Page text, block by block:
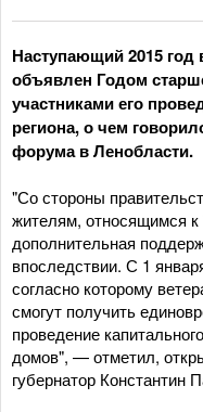
Наступающий 2015 год
объявлен Годом
участниками его
региона, о чем
форума в Ленобласти.
"Со стороны
жителям, относящимся к
дополнительная
впоследствии. С 1
согласно которому
смогут получить
проведение
домов", — отметил,
губернатор Константин